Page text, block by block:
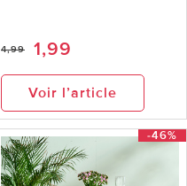
4,99 1,99
Voir l’article
-46%